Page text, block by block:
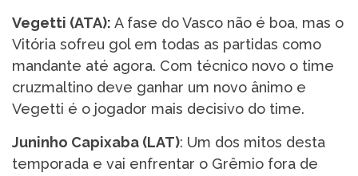
Vegetti (ATA): A fase do Vasco não é boa, mas o
Vitória sofreu gol em todas as partidas como
mandante até agora. Com técnico novo o time
cruzmaltino deve ganhar um novo ânimo e
Vegetti é o jogador mais decisivo do time.
Juninho Capixaba (LAT): Um dos mitos desta
temporada e vai enfrentar o Grêmio fora de